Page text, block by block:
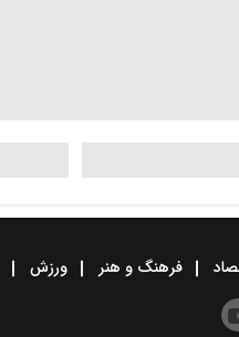
فرهنگ و هنر ورزش